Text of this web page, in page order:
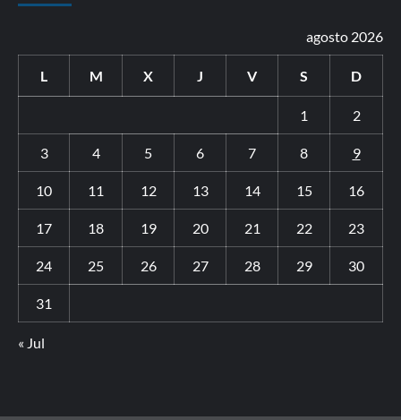
agosto 2026
L M X J V S D
1 2
3 4 5 6 7 8 9
10 11 12 13 14 15 16
17 18 19 20 21 22 23
24 25 26 27 28 29 30
31
« Jul